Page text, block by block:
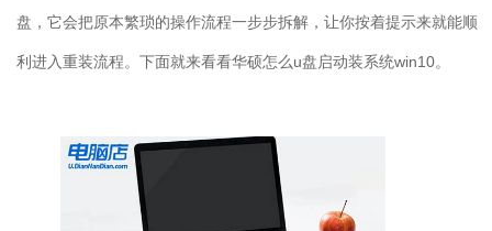
盘，它会把原本繁琐的操作流程一步步拆解，让你按着提示来就能顺
利进入重装流程。下面就来看看华硕怎么u盘启动装系统win10。